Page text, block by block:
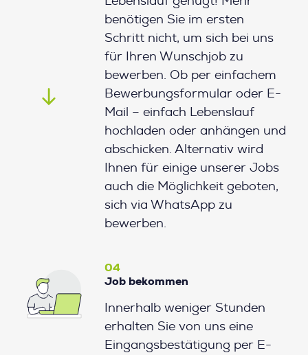
benötigen Sie im ersten
Schritt nicht, um sich bei uns
für Ihren Wunschjob zu
bewerben. Ob per einfachem
Bewerbungsformular oder E-
Mail – einfach Lebenslauf
hochladen oder anhängen und
abschicken. Alternativ wird
Ihnen für einige unserer Jobs
auch die Möglichkeit geboten,
sich via WhatsApp zu
bewerben.
04
Job bekommen
Innerhalb weniger Stunden
erhalten Sie von uns eine
Eingangsbestätigung per E-